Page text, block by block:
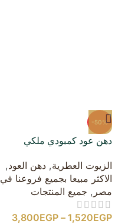
-50%
دهن عود كمبودي ملكي
الزيوت العطرية, دهن العود,
الاكثر مبيعا بجميع فروعنا في
مصر , جميع المنتجات
1,520EGP
–
3,800EGP